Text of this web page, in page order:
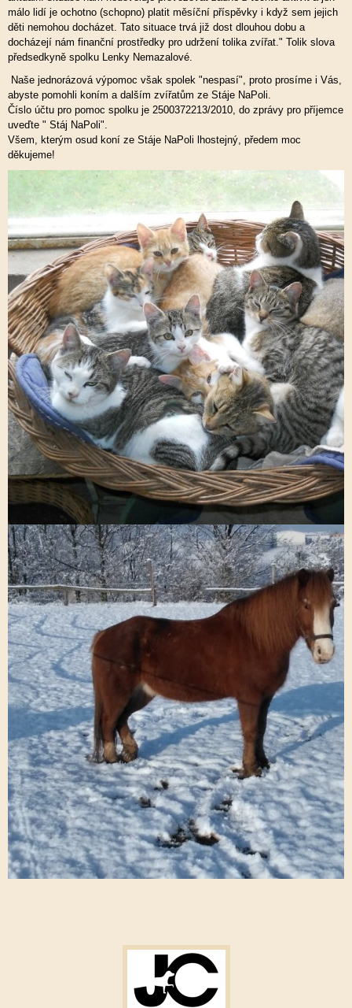
málo lidí je ochotno (schopno) platit měsíční příspěvky i když sem jejich
děti nemohou docházet. Tato situace trvá již dost dlouhou dobu a
docházejí nám finanční prostředky pro udržení tolika zvířat." Tolik slova
předsedkyně spolku Lenky Nemazalové.
Naše jednorázová výpomoc však spolek "nespasí", proto prosíme i Vás,
abyste pomohli koním a dalším zvířatům ze Stáje NaPoli.
Číslo účtu pro pomoc spolku je 2500372213/2010, do zprávy pro příjemce
uveďte " Stáj NaPoli".
Všem, kterým osud koní ze Stáje NaPoli lhostejný, předem moc
děkujeme!